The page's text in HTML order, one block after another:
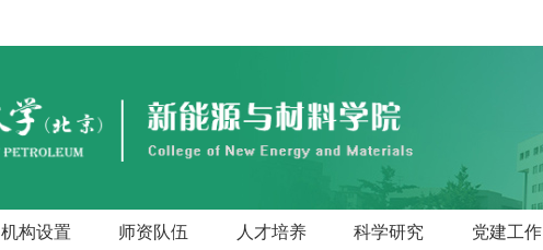
机构设置 师资队伍 人才培养 科学研究 党建工作